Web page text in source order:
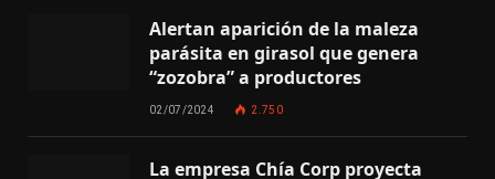
Alertan aparición de la maleza
parásita en girasol que genera
“zozobra” a productores
02/07/2024 2.750
La empresa Chía Corp proyecta